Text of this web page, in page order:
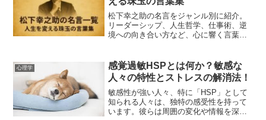
松下幸之助の名言をジャンル別に紹介。
リーダーシップ、人生哲学、仕事術、逆
境への向き合い方など、心に響く言葉が
心理学
感覚過敏HSPとは何か？敏感な
人々の特性とストレスの解消法！
敏感性が強い人々、特に「HSP」として
知られる人々は、独特の感受性を持って
います。彼らは周囲の変化や情報を深く